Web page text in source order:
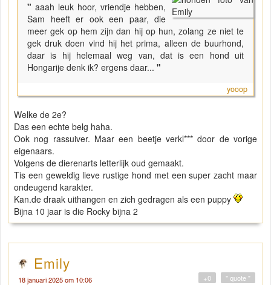
"aaah leuk hoor, vriendje hebben,
Sam heeft er ook een paar, die
meer gek op hem zijn dan hij op hun, zolang ze niet te
gek druk doen vind hij het prima, alleen de buurhond,
daar is hij helemaal weg van, dat is een hond uit
Hongarije denk ik? ergens daar... "
yooop
Welke de 2e?
Das een echte belg haha.
Ook nog rassuiver. Maar een beetje verkl*** door de vorige
eigenaars.
Volgens de dierenarts letterlijk oud gemaakt.
Tis een geweldig lieve rustige hond met een super zacht maar
ondeugend karakter.
Kan.de draak uithangen en zich gedragen als een puppy
Bijna 10 jaar is die Rocky bijna 2
Emily
18 januari 2025 om 10:06 " quote "
+0